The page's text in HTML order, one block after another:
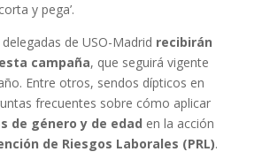
y pega’.
de USO-Madrid recibirán
campaña, que seguirá vigente
Entre otros, sendos dípticos en
frecuentes sobre cómo aplicar
de género y de edad en la acción
de Riesgos Laborales (PRL).